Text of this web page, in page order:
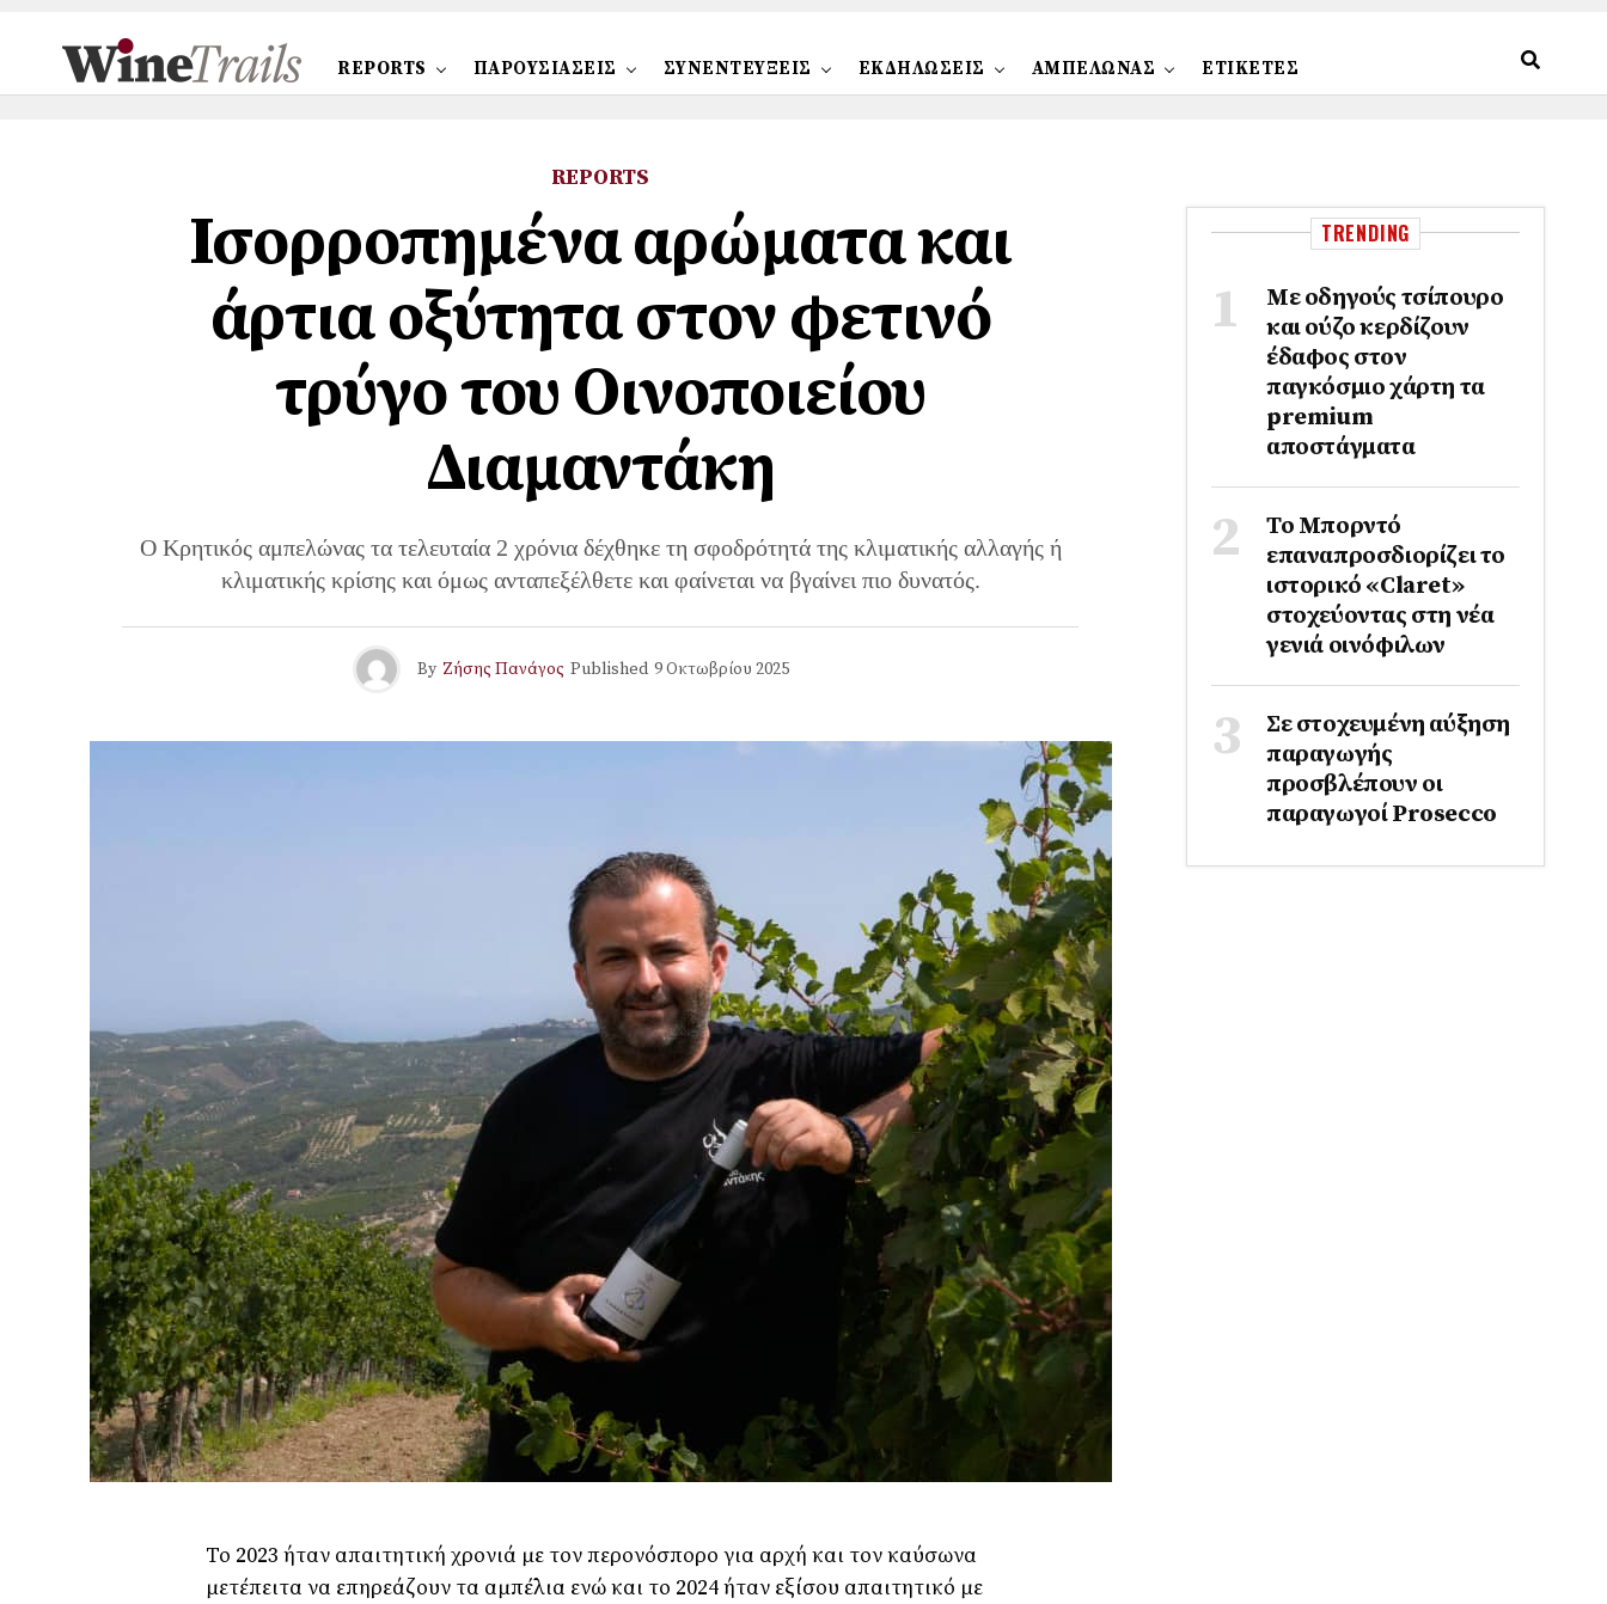
REPORTS ΠΑΡΟΥΣΙΑΣΕΙΣ ΣΥΝΕΝΤΕΥΞΕΙΣ ΕΚΔΗΛΩΣΕΙΣ ΑΜΠΕΛΩΝΑΣ ΕΤΙΚΕΤΕΣ
REPORTS
Ισορροπημένα αρώματα και
άρτια οξύτητα στον φετινό
τρύγο του Οινοποιείου
Διαμαντάκη
Ο Κρητικός αμπελώνας τα τελευταία 2 χρόνια δέχθηκε τη σφοδρότητά της κλιματικής αλλαγής ή
κλιματικής κρίσης και όμως ανταπεξέλθετε και φαίνεται να βγαίνει πιο δυνατός.
By Ζήσης Πανάγος Published 9 Οκτωβρίου 2025
Το 2023 ήταν απαιτητική χρονιά με τον περονόσπορο για αρχή και τον καύσωνα
μετέπειτα να επηρεάζουν τα αμπέλια ενώ και το 2024 ήταν εξίσου απαιτητικό με
TRENDING
Με οδηγούς τσίπουρο
και ούζο κερδίζουν
έδαφος στoν
παγκόσμιο χάρτη τα
premium
αποστάγματα
Το Μπορντό
επαναπροσδιορίζει το
ιστορικό «Claret»
στοχεύοντας στη νέα
γενιά οινόφιλων
Σε στοχευμένη αύξηση
παραγωγής
προσβλέπουν οι
παραγωγοί Prosecco